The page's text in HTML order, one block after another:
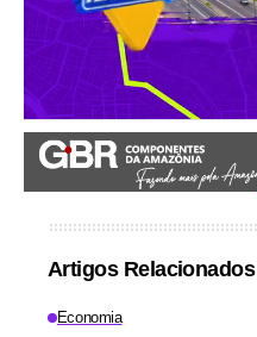
Artigos Relacionados
Economia